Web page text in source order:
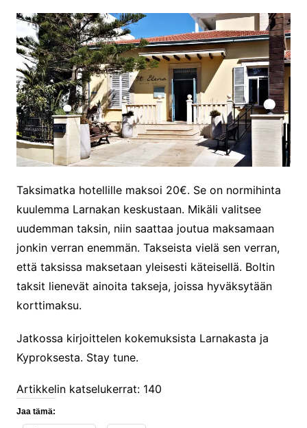
Taksimatka hotellille maksoi 20€. Se on normihinta
kuulemma Larnakan keskustaan. Mikäli valitsee
uudemman taksin, niin saattaa joutua maksamaan
jonkin verran enemmän. Takseista vielä sen verran,
että taksissa maksetaan yleisesti käteisellä. Boltin
taksit lienevät ainoita takseja, joissa hyväksytään
korttimaksu.
Jatkossa kirjoittelen kokemuksista Larnakasta ja
Kyproksesta. Stay tune.
Artikkelin katselukerrat: 140
Jaa tämä: